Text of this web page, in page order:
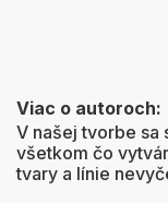
Viac o autoroch:
V našej tvorbe sa
všetkom čo
tvary a línie